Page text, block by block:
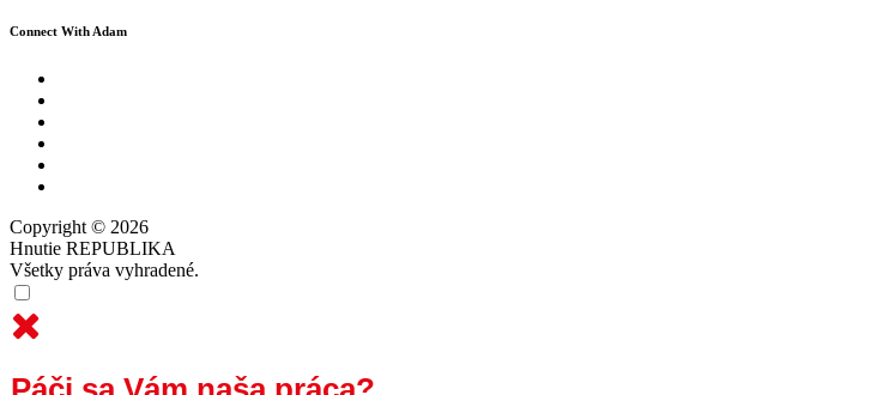
Connect With Adam
Copyright © 2026
Hnutie REPUBLIKA
Všetky práva vyhradené.